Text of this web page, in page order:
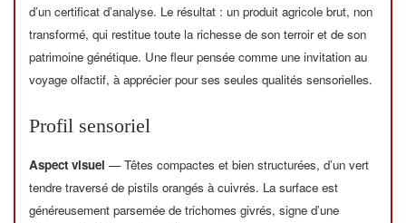
d’un certificat d’analyse. Le résultat : un produit agricole brut, non
transformé, qui restitue toute la richesse de son terroir et de son
patrimoine génétique. Une fleur pensée comme une invitation au
voyage olfactif, à apprécier pour ses seules qualités sensorielles.
Profil sensoriel
Aspect visuel — Têtes compactes et bien structurées, d’un vert
tendre traversé de pistils orangés à cuivrés. La surface est
généreusement parsemée de trichomes givrés, signe d’une